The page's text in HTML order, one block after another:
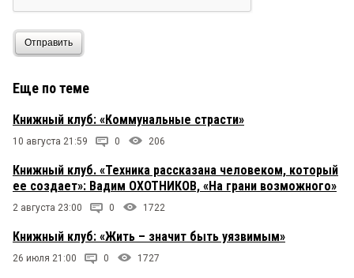
Отправить
Еще по теме
Книжный клуб: «Коммунальные страсти»
10 августа 21:59 0 206
Книжный клуб. «Техника рассказана человеком, который
ее создает»: Вадим ОХОТНИКОВ, «На грани возможного»
2 августа 23:00 0 1722
Книжный клуб: «Жить – значит быть уязвимым»
26 июля 21:00 0 1727